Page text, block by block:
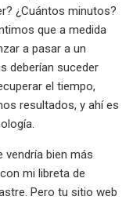
¿Cuántos minutos?
que a medida
a pasar a un
deberían suceder
el tiempo,
resultados, y ahí es
vendría bien más
mi libreta de
Pero tu sitio web